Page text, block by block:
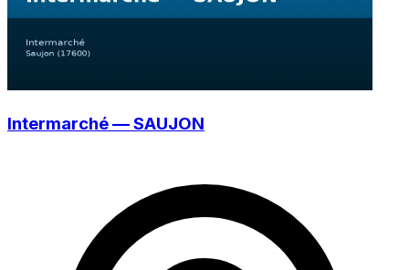
Intermarché — SAUJON